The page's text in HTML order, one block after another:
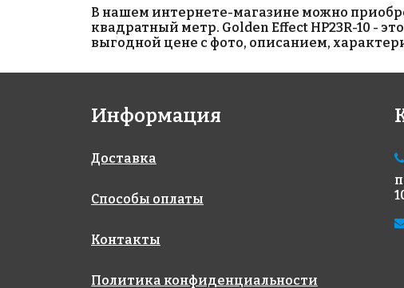
Rose A 02(1)
318x318
В нашем интернете-магазине можно
квадратный метр. Golden Effect HP23R-10 -
выгодной цене с фото, описанием,
Информация
Доставка
Способы оплаты
Контакты
Политика конфиденциальности